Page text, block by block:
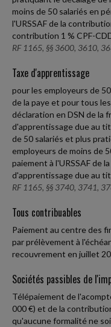
moins de 50 salariés en
l'URSSAF de la
contribution 1 % CPF-
RF 1165, §§ 3600, 3610,
Taxe d'apprentissage
pour les employeurs de
de la paye et pour tous
déclaration en DSN de la
d'apprentissage due au
de 50 salariés et plus
employeurs de moins de
paiement à l'URSSAF de
d'apprentissage due au
RF 1165, §§ 3740, 3741,
Tous contribuables
Paiement au centre des
par prélèvement à
recouvrement en juillet
Sociétés passibles de
Télépaiement de
000 €) et de la
qu'aucune formalité ne